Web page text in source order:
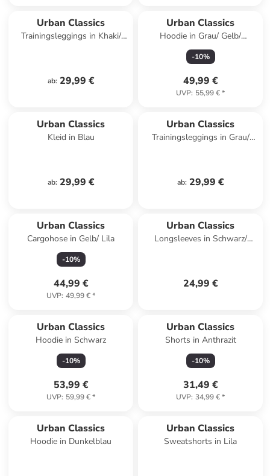
Urban Classics
Trainingsleggings in Khaki/
ab: 29,99 €
Urban Classics
Hoodie in Grau/ Gelb/
Dunkelblau
-10%
49,99 €
UVP: 55,99 €*
Urban Classics
Kleid in Blau
ab: 29,99 €
Urban Classics
Trainingsleggings in Grau/
ab: 29,99 €
Urban Classics
Cargohose in Gelb/ Lila
-10%
44,99 €
UVP: 49,99 €*
Urban Classics
Longsleeves in Schwarz/
24,99 €
Urban Classics
Hoodie in Schwarz
-10%
53,99 €
UVP: 59,99 €*
Urban Classics
Shorts in Anthrazit
-10%
31,49 €
UVP: 34,99 €*
Urban Classics
Hoodie in Dunkelblau
Urban Classics
Sweatshorts in Lila